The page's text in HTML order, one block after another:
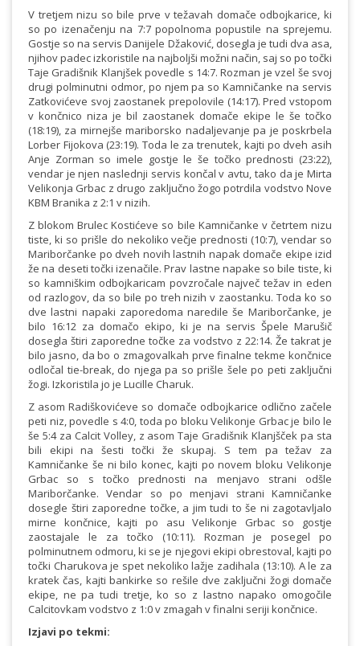
V tretjem nizu so bile prve v težavah domače odbojkarice, ki
so po izenačenju na 7:7 popolnoma popustile na sprejemu.
Gostje so na servis Danijele Džaković, dosegla je tudi dva asa,
njihov padec izkoristile na najboljši možni način, saj so po točki
Taje Gradišnik Klanjšek povedle s 14:7. Rozman je vzel še svoj
drugi polminutni odmor, po njem pa so Kamničanke na servis
Zatkovićeve svoj zaostanek prepolovile (14:17). Pred vstopom
v končnico niza je bil zaostanek domače ekipe le še točko
(18:19), za mirnejše mariborsko nadaljevanje pa je poskrbela
Lorber Fijokova (23:19). Toda le za trenutek, kajti po dveh asih
Anje Zorman so imele gostje le še točko prednosti (23:22),
vendar je njen naslednji servis končal v avtu, tako da je Mirta
Velikonja Grbac z drugo zaključno žogo potrdila vodstvo Nove
KBM Branika z 2:1 v nizih.
Z blokom Brulec Kostićeve so bile Kamničanke v četrtem nizu
tiste, ki so prišle do nekoliko večje prednosti (10:7), vendar so
Mariborčanke po dveh novih lastnih napak domače ekipe izid
že na deseti točki izenačile. Prav lastne napake so bile tiste, ki
so kamniškim odbojkaricam povzročale največ težav in eden
od razlogov, da so bile po treh nizih v zaostanku. Toda ko so
dve lastni napaki zaporedoma naredile še Mariborčanke, je
bilo 16:12 za domačo ekipo, ki je na servis Špele Marušič
dosegla štiri zaporedne točke za vodstvo z 22:14. Že takrat je
bilo jasno, da bo o zmagovalkah prve finalne tekme končnice
odločal tie-break, do njega pa so prišle šele po peti zaključni
žogi. Izkoristila jo je Lucille Charuk.
Z asom Radiškovićeve so domače odbojkarice odlično začele
peti niz, povedle s 4:0, toda po bloku Velikonje Grbac je bilo le
še 5:4 za Calcit Volley, z asom Taje Gradišnik Klanjšček pa sta
bili ekipi na šesti točki že skupaj. S tem pa težav za
Kamničanke še ni bilo konec, kajti po novem bloku Velikonje
Grbac so s točko prednosti na menjavo strani odšle
Mariborčanke. Vendar so po menjavi strani Kamničanke
dosegle štiri zaporedne točke, a jim tudi to še ni zagotavljalo
mirne končnice, kajti po asu Velikonje Grbac so gostje
zaostajale le za točko (10:11). Rozman je posegel po
polminutnem odmoru, ki se je njegovi ekipi obrestoval, kajti po
točki Charukova je spet nekoliko lažje zadihala (13:10). A le za
kratek čas, kajti bankirke so rešile dve zaključni žogi domače
ekipe, ne pa tudi tretje, ko so z lastno napako omogočile
Calcitovkam vodstvo z 1:0 v zmagah v finalni seriji končnice.
Izjavi po tekmi: